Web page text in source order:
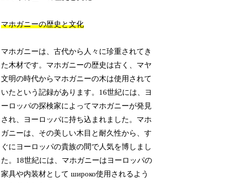
マホガニーの歴史と文化
マホガニーは、古代から人々に珍重されてき
た木材です。マホガニーの歴史は古く、マヤ
文明の時代からマホガニーの木は使用されて
いたという記録があります。16世紀には、ヨ
ーロッパの探検家によってマホガニーが発見
され、ヨーロッパに持ち込まれました。マホ
ガニーは、その美しい木目と耐久性から、す
ぐにヨーロッパの貴族の間で人気を博しまし
た。18世紀には、マホガニーはヨーロッパの
家具や内装材として широко使用されるよう